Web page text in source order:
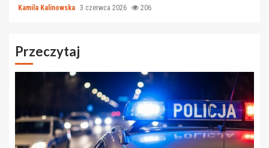
Kamila Kalinowska 3 czerwca 2026 206
Przeczytaj